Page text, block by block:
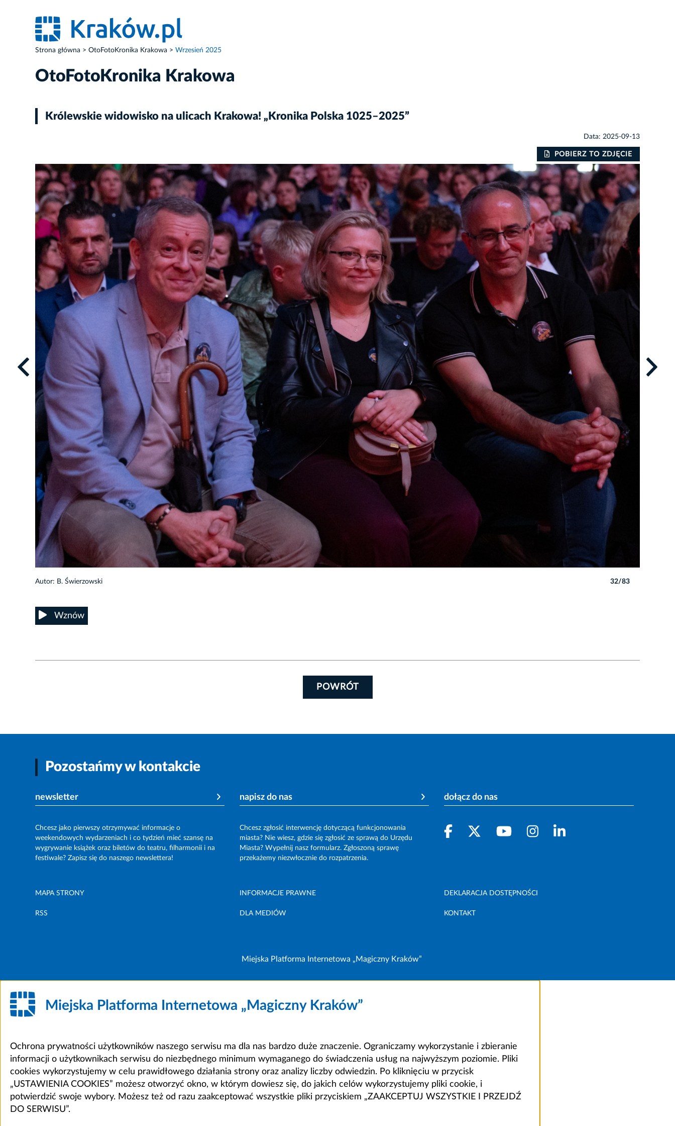
Strona główna OtoFotoKronika Krakowa Wrzesień 2025
OtoFotoKronika Krakowa
Królewskie widowisko na ulicach Krakowa! „Kronika Polska 1025–2025”
Data: 2025-09-13
POBIERZ TO ZDJĘCIE
Autor: B. Świerzowski 32/83
Wznów
POWRÓT
Pozostańmy w kontakcie
newsletter
Chcesz jako pierwszy otrzymywać informacje o
weekendowych wydarzeniach i co tydzień mieć szansę na
wygrywanie książek oraz biletów do teatru, filharmonii i na
festiwale? Zapisz się do naszego newslettera!
napisz do nas
Chcesz zgłosić interwencję dotyczącą funkcjonowania
miasta? Nie wiesz, gdzie się zgłosić ze sprawą do Urzędu
Miasta? Wypełnij nasz formularz. Zgłoszoną sprawę
przekażemy niezwłocznie do rozpatrzenia.
dołącz do nas
MAPA STRONY INFORMACJE PRAWNE DEKLARACJA DOSTĘPNOŚCI
RSS DLA MEDIÓW KONTAKT
Miejska Platforma Internetowa „Magiczny Kraków”
Miejska Platforma Internetowa „Magiczny Kraków”
Ochrona prywatności użytkowników naszego serwisu ma dla nas bardzo duże znaczenie. Ograniczamy wykorzystanie i zbieranie
informacji o użytkownikach serwisu do niezbędnego minimum wymaganego do świadczenia usług na najwyższym poziomie. Pliki
cookies wykorzystujemy w celu prawidłowego działania strony oraz analizy liczby odwiedzin. Po kliknięciu w przycisk
„USTAWIENIA COOKIES” możesz otworzyć okno, w którym dowiesz się, do jakich celów wykorzystujemy pliki cookie, i
potwierdzić swoje wybory. Możesz też od razu zaakceptować wszystkie pliki przyciskiem „ZAAKCEPTUJ WSZYSTKIE I PRZEJDŹ
DO SERWISU”.